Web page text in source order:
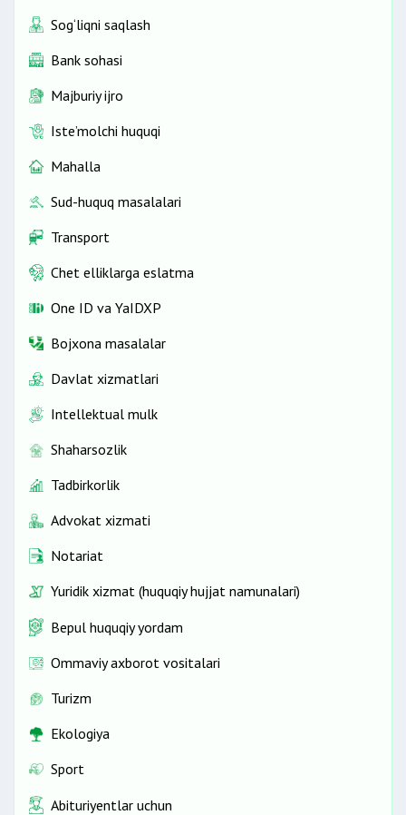
Sog‘liqni saqlash
Bank sohasi
Majburiy ijro
Iste’molchi huquqi
Mahalla
Sud-huquq masalalari
Transport
Chet elliklarga eslatma
One ID vа YaIDXP
Bojxona masalalar
Davlat xizmatlari
Intellektual mulk
Shaharsozlik
Tadbirkorlik
Advokat xizmati
Notariat
Yuridik xizmat (huquqiy hujjat namunalari)
Bepul huquqiy yordam
Ommaviy axborot vositalari
Turizm
Ekologiya
Sport
Abituriyentlar uchun